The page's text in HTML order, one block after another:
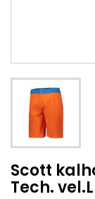
Scott
Tech. vel.L